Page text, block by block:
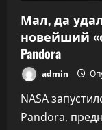
Мал, да
новейший
Pandora
admin
NASA
Pandora,